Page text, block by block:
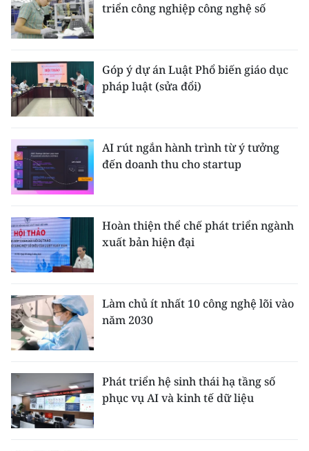
triển công nghiệp công nghệ số
Góp ý dự án Luật Phổ biến giáo dục
pháp luật (sửa đổi)
AI rút ngắn hành trình từ ý tưởng
đến doanh thu cho startup
Hoàn thiện thể chế phát triển ngành
xuất bản hiện đại
Làm chủ ít nhất 10 công nghệ lõi vào
năm 2030
Phát triển hệ sinh thái hạ tầng số
phục vụ AI và kinh tế dữ liệu